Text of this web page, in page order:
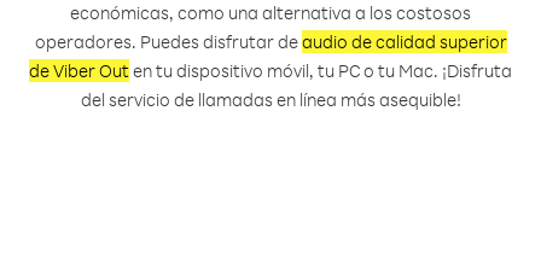
económicas, como una alternativa a los costosos
operadores. Puedes disfrutar deaudio de calidad superior
de Viber Outen tu dispositivo móvil, tu PC o tu Mac. ¡Disfruta
del servicio de llamadas en línea más asequible!